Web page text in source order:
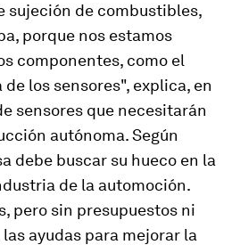
sujeción de combustibles,
porque nos estamos
componentes, como el
los sensores", explica, en
sensores que necesitarán
autónoma. Según
debe buscar su hueco en la
de la automoción.
pero sin presupuestos ni
ayudas para mejorar la